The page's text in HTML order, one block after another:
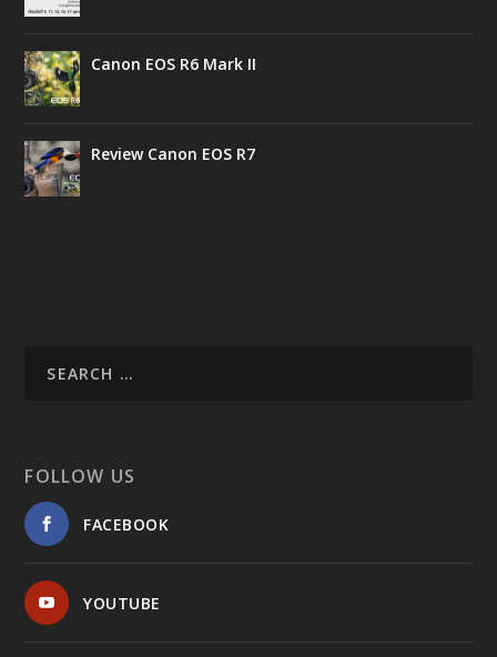
Canon EOS R6 Mark II
Review Canon EOS R7
FOLLOW US
FACEBOOK
YOUTUBE